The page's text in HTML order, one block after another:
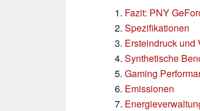
Fazit: PNY
Spezifikationen
Ersteindruck und
Synthetische
Gaming
Emissionen